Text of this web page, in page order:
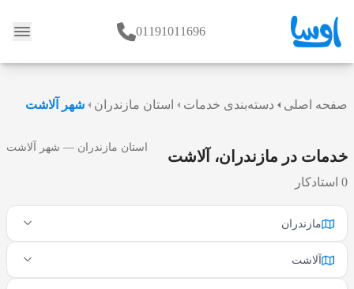
وبلاگ 01191011696
صفحه اصلی دسته‌بندی خدمات استان مازندران شهر آلاشت
خدمات در مازندران، آلاشت
0 استادکار
استان مازندران — شهر آلاشت
مازندران
آلاشت